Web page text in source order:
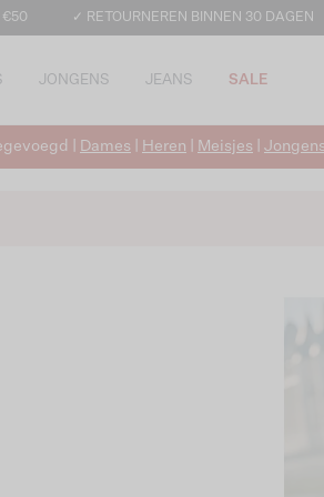
€50 ✓ RETOURNEREN BINNEN 30 DAGEN
JONGENS JEANS SALE
| Dames Heren Meisjes